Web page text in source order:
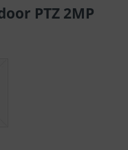
PTZ 2MP